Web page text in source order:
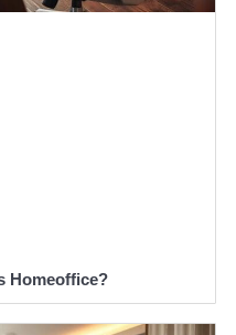
Homeoffice?